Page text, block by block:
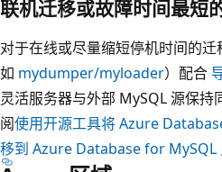
联机迁移或故障时间最短
对于在线或尽量缩短停机时间的
如 mydumper/myloader）配合
灵活服务器与外部 MySQL 源保
阅使用开源工具将 Azure
移到 Azure Database for MySQL